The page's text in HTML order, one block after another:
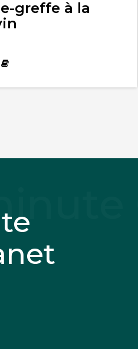
greffe à la